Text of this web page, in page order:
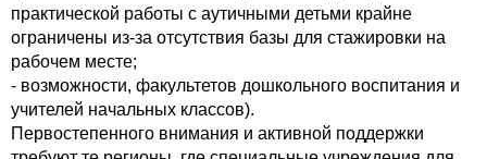
практической работы с аутичными детьми крайне
ограничены из-за отсутствия базы для стажировки на
рабочем месте;
- возможности, факультетов дошкольного воспитания и
учителей начальных классов).
Первостепенного внимания и активной поддержки